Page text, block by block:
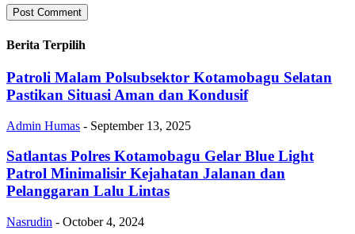
Berita Terpilih
Patroli Malam Polsubsektor Kotamobagu Selatan
Pastikan Situasi Aman dan Kondusif
Admin Humas - September 13, 2025
Satlantas Polres Kotamobagu Gelar Blue Light
Patrol Minimalisir Kejahatan Jalanan dan
Pelanggaran Lalu Lintas
Nasrudin - October 4, 2024